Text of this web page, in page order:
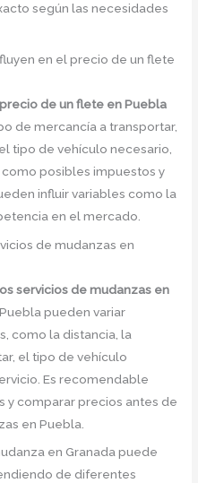
según las necesidades
en el precio de un flete
de un flete en Puebla
de mercancía a transportar,
tipo de vehículo necesario,
posibles impuestos y
influir variables como la
en el mercado.
de mudanzas en
servicios de mudanzas en
pueden variar
como la distancia, la
el tipo de vehículo
Es recomendable
comparar precios antes de
en Puebla.
en Granada puede
de diferentes